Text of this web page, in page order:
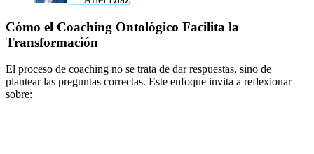
Cómo el Coaching Ontológico Facilita la
Transformación
El proceso de coaching no se trata de dar respuestas, sino de
plantear las preguntas correctas. Este enfoque invita a reflexionar
sobre: